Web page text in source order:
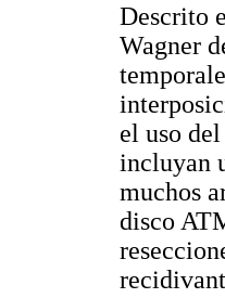
Descrito
Wagner
el uso
incluyan
muchos
disco